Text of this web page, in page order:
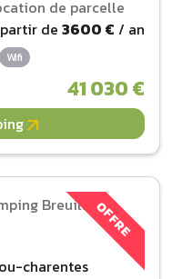
de parcelle
de 3600 € / an
Wifi
41 030 €
OFFRE
charentes